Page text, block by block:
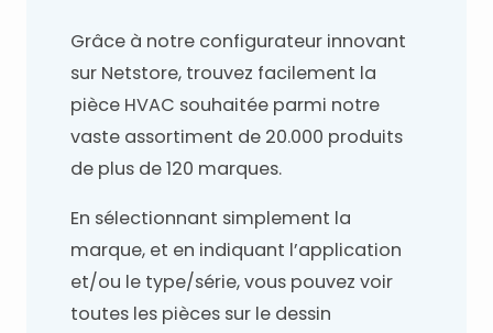
Grâce à notre configurateur innovant
sur Netstore, trouvez facilement la
pièce HVAC souhaitée parmi notre
vaste assortiment de 20.000 produits
de plus de 120 marques.
En sélectionnant simplement la
marque, et en indiquant l’application
et/ou le type/série, vous pouvez voir
toutes les pièces sur le dessin